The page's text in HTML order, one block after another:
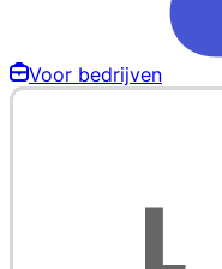
Voor bedrijven